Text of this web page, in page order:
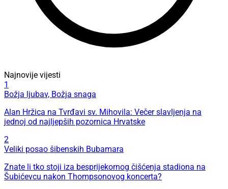
Najnovije vijesti
1
Božja ljubav, Božja snaga
Alan Hržica na Tvrđavi sv. Mihovila: Večer slavljenja na
jednoj od najljepših pozornica Hrvatske
2
Veliki posao šibenskih Bubamara
Znate li tko stoji iza besprijekornog čišćenja stadiona na
Šubićevcu nakon Thompsonovog koncerta?